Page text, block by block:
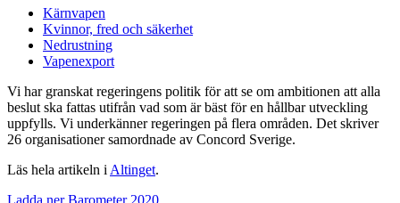
Kärnvapen
Kvinnor, fred och säkerhet
Nedrustning
Vapenexport
Vi har granskat regeringens politik för att se om ambitionen att alla
beslut ska fattas utifrån vad som är bäst för en hållbar utveckling
uppfylls. Vi underkänner regeringen på flera områden. Det skriver
26 organisationer samordnade av Concord Sverige.
Läs hela artikeln i Altinget.
Ladda ner Barometer 2020